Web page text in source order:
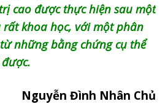
cao được thực hiện sau một
khoa học, với một phân
những bằng chứng cụ thể
Nguyễn Đình Nhân Chủ